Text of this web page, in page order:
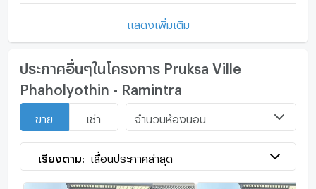
แสดงเพิ่มเติม
ประกาศอื่นๆในโครงการ Pruksa Ville
Phaholyothin - Ramintra
ขาย เช่า จำนวนห้องนอน
เรียงตาม: เลื่อนประกาศล่าสุด